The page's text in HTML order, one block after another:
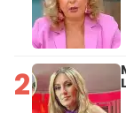
2